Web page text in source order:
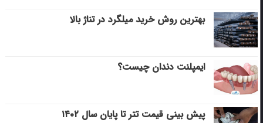
بهترین روش خرید میلگرد در تناژ بالا
ایمپلنت دندان چیست؟
پیش بینی قیمت تتر تا پایان سال ۱۴۰۲